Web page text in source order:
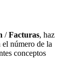
/Facturas, haz
el número de la
conceptos